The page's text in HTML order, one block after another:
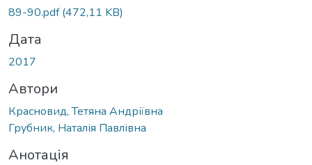
89-90.pdf(472,11 KB)
Дата
2017
Автори
Красновид, Тетяна Андріївна
Грубник, Наталія Павлівна
Анотація